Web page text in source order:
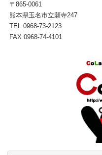
〒865-0061
熊本県玉名市立願寺247
TEL 0968-73-2123
FAX 0968-74-4101